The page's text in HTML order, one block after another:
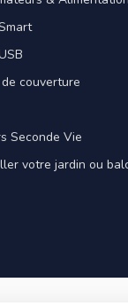
couverture
Seconde Vie
votre jardin ou